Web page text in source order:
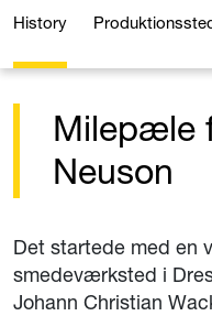
History
Milepæle
Neuson
Det startede med en
smedeværksted i
Johann Christian